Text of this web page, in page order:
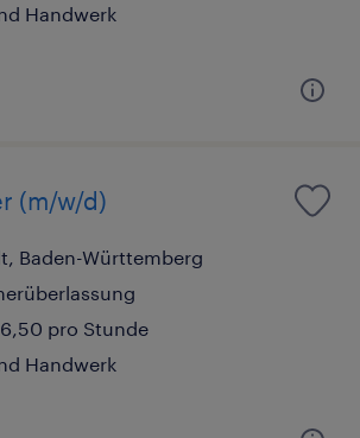
Handwerk
(m/w/d)
Baden-Württemberg
pro Stunde
Handwerk